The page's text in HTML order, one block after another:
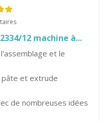
12 machine à...
et le
et extrude
de nombreuses idées